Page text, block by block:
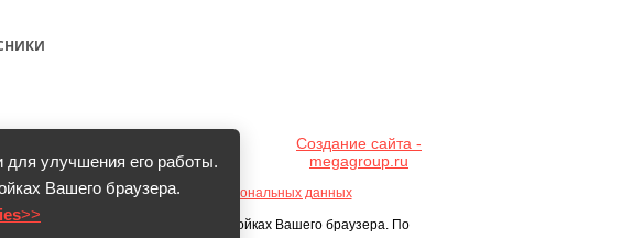
Создание сайта -
megagroup.ru
Cookies Обработка персональных данных
отключить файлы cookie в настройках Вашего браузера. По
для улучшения его работы.
Вашего браузера.
>>